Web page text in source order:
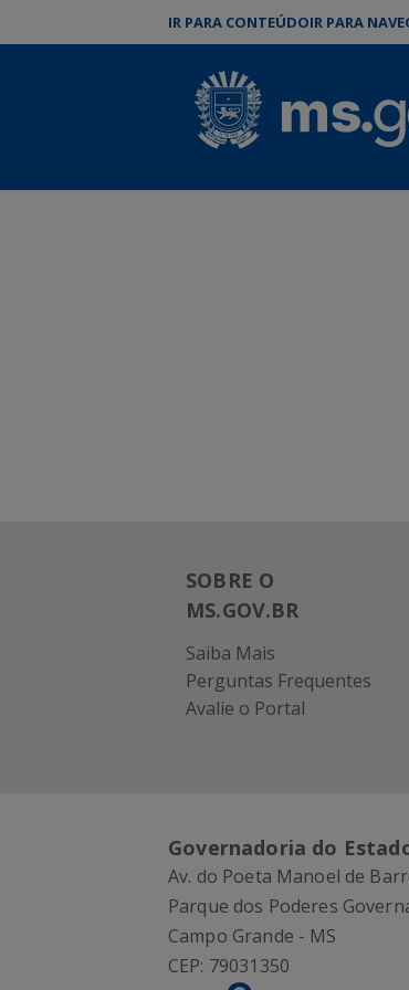
IR PARA CONTEÚDOIR PARA
SOBRE O
MS.GOV.BR
Saiba Mais
Perguntas Frequentes
Avalie o Portal
Governadoria do
Av. do Poeta Manoel de
Parque dos Poderes
Campo Grande - MS
CEP: 79031350